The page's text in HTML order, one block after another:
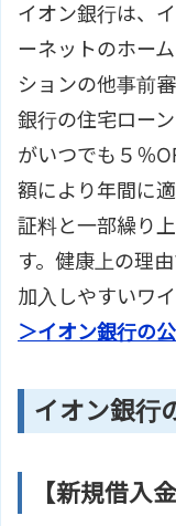
イオン銀行は、
ーネットのホー
ションの他事前
銀行の住宅ロー
がいつでも５％
額により年間に
証料と一部繰り
す。健康上の理
加入しやすいワ
＞イオン銀行の
イオン銀行
【新規借入金